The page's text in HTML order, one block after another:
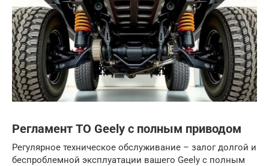
Регламент ТО Geely с полным приводом
Регулярное техническое обслуживание – залог долгой и
беспроблемной эксплуатации вашего Geely с полным